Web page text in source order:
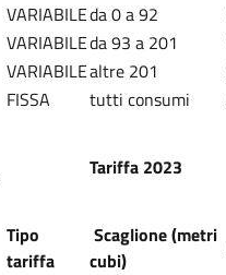
VARIABILEda 0 a 92
VARIABILEda 93 a 201
VARIABILEaltre 201
FISSA
tutti consumi
Tariffa 2023
Tipo
tariffa
Scaglione (metri
cubi)